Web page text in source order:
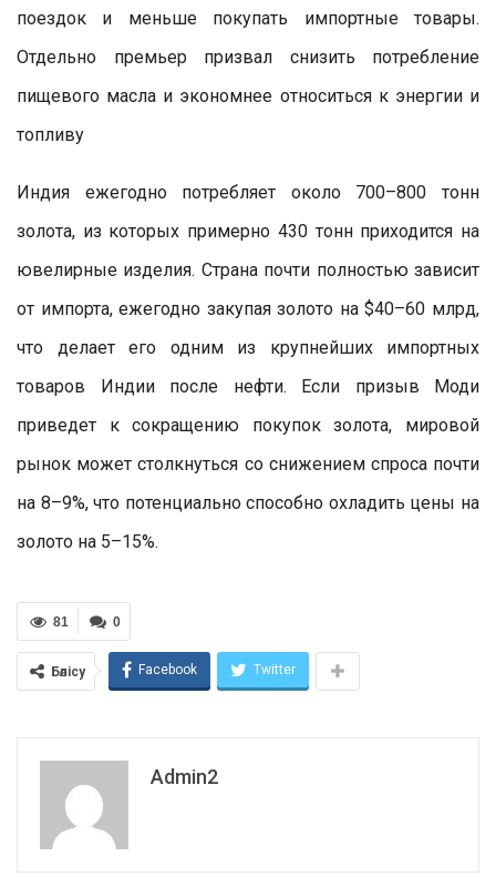
поездок и меньше покупать импортные товары.
Отдельно премьер призвал снизить потребление
пищевого масла и экономнее относиться к энергии и
топливу
Индия ежегодно потребляет около 700–800 тонн
золота, из которых примерно 430 тонн приходится на
ювелирные изделия. Страна почти полностью зависит
от импорта, ежегодно закупая золото на $40–60 млрд,
что делает его одним из крупнейших импортных
товаров Индии после нефти. Если призыв Моди
приведет к сокращению покупок золота, мировой
рынок может столкнуться со снижением спроса почти
на 8–9%, что потенциально способно охладить цены на
золото на 5–15%.
0
81
Бөлісу Facebook Twitter
Admin2